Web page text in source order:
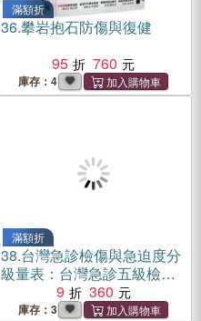
滿額折
36.攀岩抱石防傷與復健
95
760
庫存：4
滿額折
38.台灣急診檢傷與急迫度分
級量表：台灣急診五級檢傷
教育手冊9 360
庫存：3